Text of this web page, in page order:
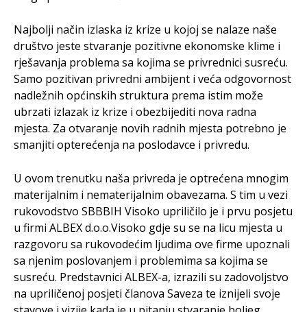
Najbolji način izlaska iz krize u kojoj se nalaze naše
društvo jeste stvaranje pozitivne ekonomske klime i
rješavanja problema sa kojima se privrednici susreću.
Samo pozitivan privredni ambijent i veća odgovornost
nadležnih općinskih struktura prema istim može
ubrzati izlazak iz krize i obezbijediti nova radna
mjesta. Za otvaranje novih radnih mjesta potrebno je
smanjiti opterećenja na poslodavce i privredu.
U ovom trenutku naša privreda je optrećena mnogim
materijalnim i nematerijalnim obavezama. S tim u vezi
rukovodstvo SBBBIH Visoko upriličilo je i prvu posjetu
u firmi ALBEX d.o.o.Visoko gdje su se na licu mjesta u
razgovoru sa rukovodećim ljudima ove firme upoznali
sa njenim poslovanjem i problemima sa kojima se
susreću. Predstavnici ALBEX-a, izrazili su zadovoljstvo
na upriličenoj posjeti članova Saveza te iznijeli svoje